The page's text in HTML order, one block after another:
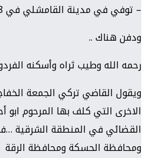
– توفي في مدينة القامشلي في 18-1- 2014 م.
ودفن هناك ..
رحمه الله وطيب ثراه وأسكنه
الاخرى التي كلف بها المرحوم
القضائي في المنطقة الشرقية
ومحافظة الحسكة ومحافظة الرقة